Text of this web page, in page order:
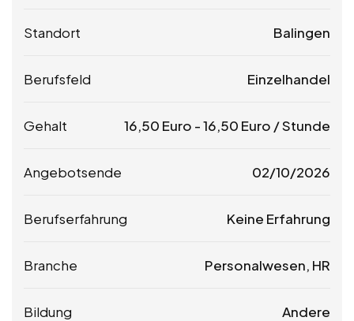
Standort Balingen
Berufsfeld Einzelhandel
Gehalt 16,50 Euro -16,50 Euro / Stunde
Angebotsende 02/10/2026
Berufserfahrung Keine Erfahrung
Branche Personalwesen, HR
Bildung Andere